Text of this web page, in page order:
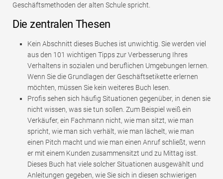
Geschäftsmethoden der alten Schule spricht.
Die zentralen Thesen
Kein Abschnitt dieses Buches ist unwichtig. Sie werden viel
aus den 101 wichtigen Tipps zur Verbesserung Ihres
Verhaltens in sozialen und beruflichen Umgebungen lernen.
Wenn Sie die Grundlagen der Geschäftsetikette erlernen
möchten, müssen Sie kein weiteres Buch lesen.
Profis sehen sich häufig Situationen gegenüber, in denen sie
nicht wissen, was sie tun sollen. Zum Beispiel weiß ein
Verkäufer, ein Fachmann nicht, wie man sitzt, wie man
spricht, wie man sich verhält, wie man lächelt, wie man
einen Pitch macht und wie man einen Anruf schließt, wenn
er mit einem Kunden zusammensitzt und zu Mittag isst.
Dieses Buch hat viele solcher Situationen ausgewählt und
Anleitungen gegeben, wie Sie sich in diesen schwierigen